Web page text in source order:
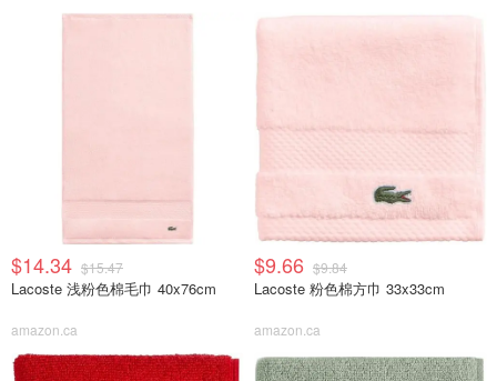
$14.34 $15.47
Lacoste 浅粉色棉毛巾 40x76cm
amazon.ca
$9.66 $9.84
Lacoste 粉色棉方巾 33x33cm
amazon.ca